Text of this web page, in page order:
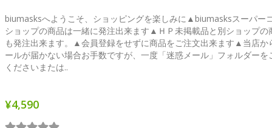
biumasksへようこそ、ショッピングを楽しみに▲biumasksスーパー
ショップの商品は一緒に発注出来ます▲ＨＰ未掲載品と別ショップの
も発注出来ます。▲会員登録をせずに商品をご注文出来ます▲当店か
ールが届かない場合お手数ですが、一度「迷惑メール」フォルダーを
くださいまたは..
¥4,590